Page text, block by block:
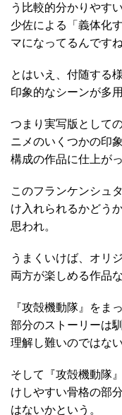
う比較的分かりやす
少佐による「義体化
マになってるんですね
とはいえ、付随する
印象的なシーンが多
つまり実写版として
ニメのいくつかの印
構成の作品に仕上が
このフランケンシュ
け入れられるかどう
思われ。
うまくいけば、オリ
両方が楽しめる作品
『攻殻機動隊』をま
部分のストーリーは
理解し難いのではな
そして『攻殻機動隊
けしやすい骨格の部
はないかという。